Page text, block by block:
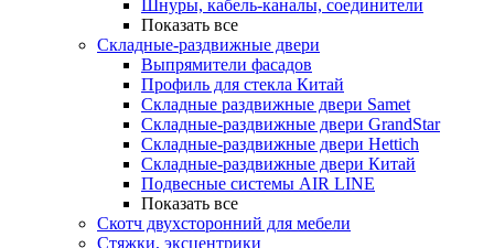
Шнуры, кабель-каналы, соединители
Показать все
Складные-раздвижные двери
Выпрямители фасадов
Профиль для стекла Китай
Складные раздвижные двери Samet
Складные-раздвижные двери GrandStar
Складные-раздвижные двери Hettich
Складные-раздвижные двери Китай
Подвесные системы AIR LINE
Показать все
Скотч двухсторонний для мебели
Стяжки, эксцентрики